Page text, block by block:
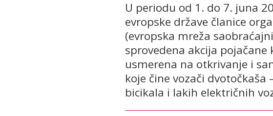
U periodu od 1. do 7. juna
evropske države članice
(evropska mreža
sprovedena akcija
usmerena na otkrivanje i
koje čine vozači
bicikala i lakih električnih